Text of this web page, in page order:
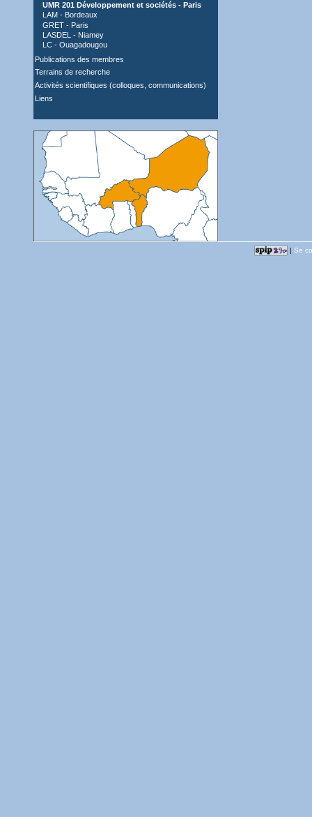
UMR 201 Développement et sociétés - Paris
LAM - Bordeaux
GRET - Paris
LASDEL - Niamey
LC - Ouagadougou
Publications des membres
Terrains de recherche
Activités scientifiques (colloques, communications)
Liens
| Se